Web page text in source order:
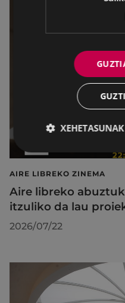
AIRE LIBREKO ZINEMA
Aire libreko
itzuliko da lau
2026/07/22